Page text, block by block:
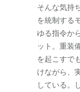
そんな気持
を統制する
ゆる指令か
ット。重装
を起こすで
けながら、
している。